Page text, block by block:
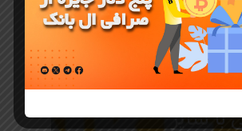
دیجیتال
و چه
با سایر